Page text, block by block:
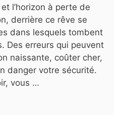
l’horizon à perte de
derrière ce rêve se
dans lesquels tombent
Des erreurs qui peuvent
naissante, coûter cher,
danger votre sécurité.
vous …